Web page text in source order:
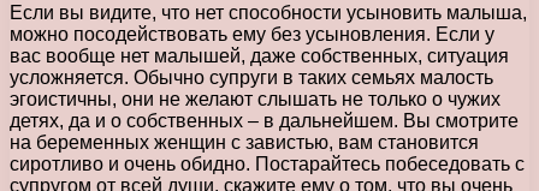
Если вы видите, что нет способности усыновить малыша,
можно посодействовать ему без усыновления. Если у
вас вообще нет малышей, даже собственных, ситуация
усложняется. Обычно супруги в таких семьях малость
эгоистичны, они не желают слышать не только о чужих
детях, да и о собственных – в дальнейшем. Вы смотрите
на беременных женщин с завистью, вам становится
сиротливо и очень обидно. Постарайтесь побеседовать с
супругом от всей души, скажите ему о том, что вы очень